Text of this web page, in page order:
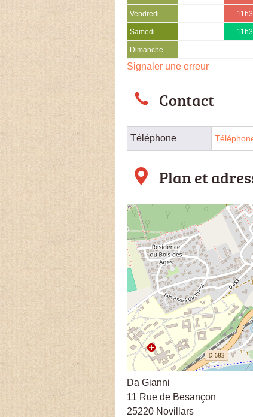
Vendredi
Samedi
Dimanche
Signaler une erreur
Contact
Téléphone
Plan et
Da Gianni
11 Rue de Besançon
25220 Novillars